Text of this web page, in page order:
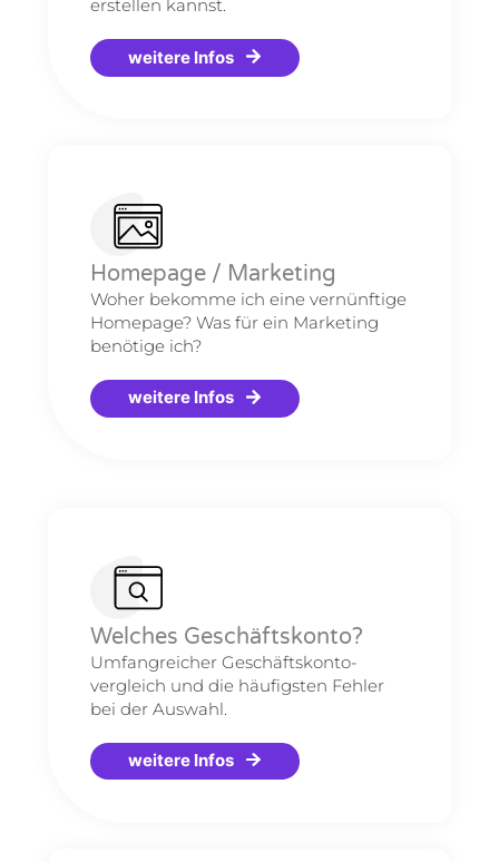
erstellen kannst.
weitere Infos
Homepage / Marketing
Woher bekomme ich eine vernünftige
Homepage? Was für ein Marketing
benötige ich?
weitere Infos
Welches Geschäftskonto?
Umfangreicher Geschäftskonto-
vergleich und die häufigsten Fehler
bei der Auswahl.
weitere Infos